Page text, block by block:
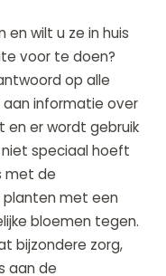
wilt u ze in huis
voor te doen?
op alle
aan informatie over
er wordt gebruik
speciaal hoeft
met de
planten met een
bloemen tegen.
bijzondere zorg,
aan de